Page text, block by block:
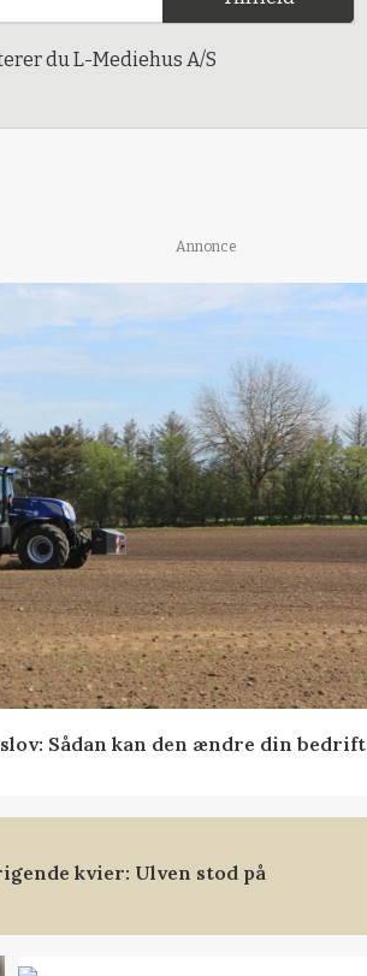
du L-Mediehus A/S
Annonce
Sådan kan den ændre din bedrift
kvier: Ulven stod på